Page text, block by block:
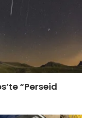
“Perseid